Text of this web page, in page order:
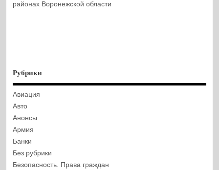
районах Воронежской области
Рубрики
Авиация
Авто
Анонсы
Армия
Банки
Без рубрики
Безопасность. Права граждан